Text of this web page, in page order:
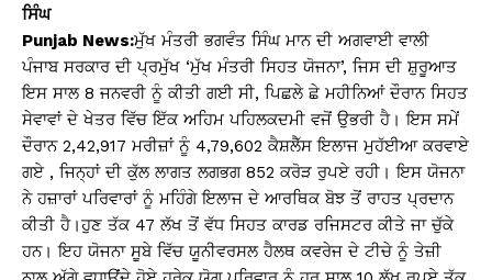
ਸਿੰਘ
Punjab News:ਮੁੱਖ ਮੰਤਰੀ ਭਗਵੰਤ ਸਿੰਘ ਮਾਨ ਦੀ ਅਗਵਾਈ ਵਾਲੀ
ਪੰਜਾਬ ਸਰਕਾਰ ਦੀ ਪ੍ਰਮੁੱਖ ‘ਮੁੱਖ ਮੰਤਰੀ ਸਿਹਤ ਯੋਜਨਾ’, ਜਿਸ ਦੀ ਸ਼ੁਰੂਆਤ
ਇਸ ਸਾਲ 8 ਜਨਵਰੀ ਨੂੰ ਕੀਤੀ ਗਈ ਸੀ, ਪਿਛਲੇ ਛੇ ਮਹੀਨਿਆਂ ਦੌਰਾਨ ਸਿਹਤ
ਸੇਵਾਵਾਂ ਦੇ ਖੇਤਰ ਵਿੱਚ ਇੱਕ ਅਹਿਮ ਪਹਿਲਕਦਮੀ ਵਜੋਂ ਉਭਰੀ ਹੈ। ਇਸ ਸਮੇਂ
ਦੌਰਾਨ 2,42,917 ਮਰੀਜ਼ਾਂ ਨੂੰ 4,79,602 ਕੈਸ਼ਲੈੱਸ ਇਲਾਜ ਮੁਹੱਈਆ ਕਰਵਾਏ
ਗਏ , ਜਿਨ੍ਹਾਂ ਦੀ ਕੁੱਲ ਲਾਗਤ ਲਗਭਗ 852 ਕਰੋੜ ਰੁਪਏ ਰਹੀ। ਇਸ ਯੋਜਨਾ
ਨੇ ਹਜ਼ਾਰਾਂ ਪਰਿਵਾਰਾਂ ਨੂੰ ਮਹਿੰਗੇ ਇਲਾਜ ਦੇ ਆਰਥਿਕ ਬੋਝ ਤੋਂ ਰਾਹਤ ਪ੍ਰਦਾਨ
ਕੀਤੀ ਹੈ।ਹੁਣ ਤੱਕ 47 ਲੱਖ ਤੋਂ ਵੱਧ ਸਿਹਤ ਕਾਰਡ ਰਜਿਸਟਰ ਕੀਤੇ ਜਾ ਚੁੱਕੇ
ਹਨ। ਇਹ ਯੋਜਨਾ ਸੂਬੇ ਵਿੱਚ ਯੂਨੀਵਰਸਲ ਹੈਲਥ ਕਵਰੇਜ ਦੇ ਟੀਚੇ ਨੂੰ ਤੇਜ਼ੀ